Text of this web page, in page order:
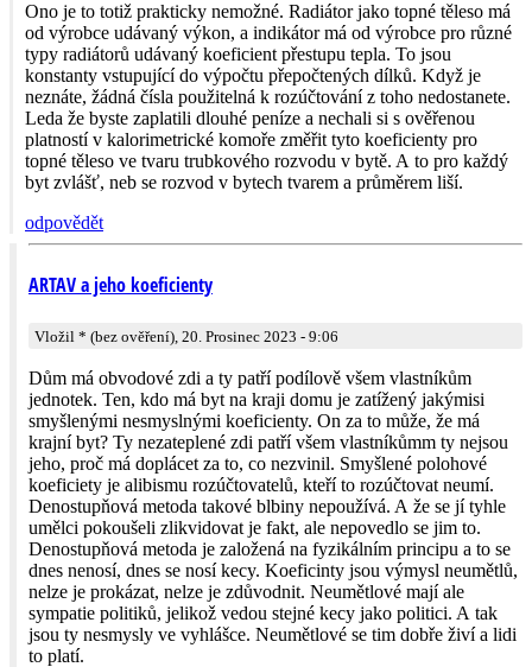
Ono je to totiž prakticky nemožné. Radiátor jako topné těleso má
od výrobce udávaný výkon, a indikátor má od výrobce pro různé
typy radiátorů udávaný koeficient přestupu tepla. To jsou
konstanty vstupující do výpočtu přepočtených dílků. Když je
neznáte, žádná čísla použitelná k rozúčtování z toho nedostanete.
Leda že byste zaplatili dlouhé peníze a nechali si s ověřenou
platností v kalorimetrické komoře změřit tyto koeficienty pro
topné těleso ve tvaru trubkového rozvodu v bytě. A to pro každý
byt zvlášť, neb se rozvod v bytech tvarem a průměrem liší.
odpovědět
ARTAV a jeho koeficienty
Vložil * (bez ověření), 20. Prosinec 2023 - 9:06
Dům má obvodové zdi a ty patří podílově všem vlastníkům
jednotek. Ten, kdo má byt na kraji domu je zatížený jakýmisi
smyšlenými nesmyslnými koeficienty. On za to může, že má
krajní byt? Ty nezateplené zdi patří všem vlastníkůmm ty nejsou
jeho, proč má doplácet za to, co nezvinil. Smyšlené polohové
koeficiety je alibismu rozúčtovatelů, kteří to rozúčtovat neumí.
Denostupňová metoda takové blbiny nepoužívá. A že se jí tyhle
umělci pokoušeli zlikvidovat je fakt, ale nepovedlo se jim to.
Denostupňová metoda je založená na fyzikálním principu a to se
dnes nenosí, dnes se nosí kecy. Koeficinty jsou výmysl neumětlů,
nelze je prokázat, nelze je zdůvodnit. Neumětlové mají ale
sympatie politiků, jelikož vedou stejné kecy jako politici. A tak
jsou ty nesmysly ve vyhlášce. Neumětlové se tim dobře živí a lidi
to platí.